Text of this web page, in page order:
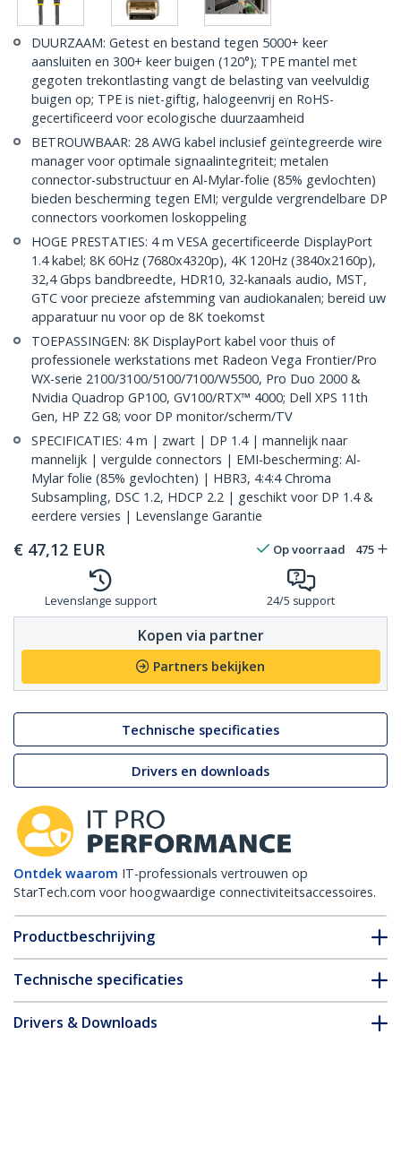
DUURZAAM: Getest en bestand tegen 5000+ keer
aansluiten en 300+ keer buigen (120°); TPE mantel met
gegoten trekontlasting vangt de belasting van veelvuldig
buigen op; TPE is niet-giftig, halogeenvrij en RoHS-
gecertificeerd voor ecologische duurzaamheid
BETROUWBAAR: 28 AWG kabel inclusief geïntegreerde wire
manager voor optimale signaalintegriteit; metalen
connector-substructuur en Al-Mylar-folie (85% gevlochten)
bieden bescherming tegen EMI; vergulde vergrendelbare DP
connectors voorkomen loskoppeling
HOGE PRESTATIES: 4 m VESA gecertificeerde DisplayPort
1.4 kabel; 8K 60Hz (7680x4320p), 4K 120Hz (3840x2160p),
32,4 Gbps bandbreedte, HDR10, 32-kanaals audio, MST,
GTC voor precieze afstemming van audiokanalen; bereid uw
apparatuur nu voor op de 8K toekomst
TOEPASSINGEN: 8K DisplayPort kabel voor thuis of
professionele werkstations met Radeon Vega Frontier/Pro
WX-serie 2100/3100/5100/7100/W5500, Pro Duo 2000 &
Nvidia Quadrop GP100, GV100/RTX™ 4000; Dell XPS 11th
Gen, HP Z2 G8; voor DP monitor/scherm/TV
SPECIFICATIES: 4 m | zwart | DP 1.4 | mannelijk naar
mannelijk | vergulde connectors | EMI-bescherming: Al-
Mylar folie (85% gevlochten) | HBR3, 4:4:4 Chroma
Subsampling, DSC 1.2, HDCP 2.2 | geschikt voor DP 1.4 &
eerdere versies | Levenslange Garantie
€ 47,12 EUR Op voorraad 475
Levenslange support 24/5 support
Kopen via partner
Partners bekijken
Technische specificaties
Drivers en downloads
Ontdek waarom IT-professionals vertrouwen op
StarTech.com voor hoogwaardige connectiviteitsaccessoires.
Productbeschrijving
Technische specificaties
Drivers & Downloads